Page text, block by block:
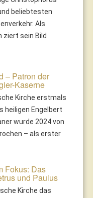
beliebtesten
Als
ziert sein Bild
– Patron der
Kaserne
Kirche erstmals
heiligen Engelbert
wurde 2024 von
– als erster
Fokus: Das
und Paulus
Kirche das